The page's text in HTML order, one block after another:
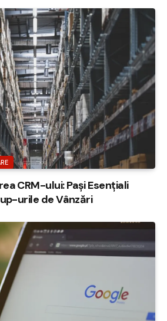
CRM-ului: Pași Esențiali
urile de Vânzări